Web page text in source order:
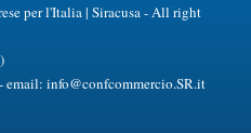
per l'Italia | Siracusa - All right
email: info@confcommercio.SR.it